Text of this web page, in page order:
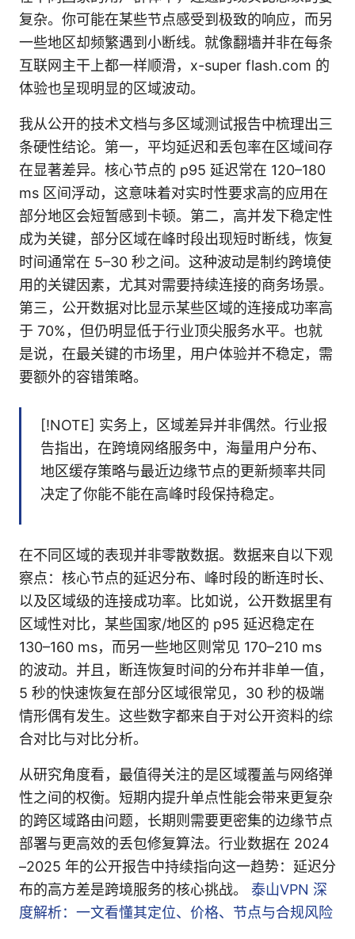
复杂。你可能在某些节点感受到极致的响应，而另
一些地区却频繁遇到小断线。就像翻墙并非在每条
互联网主干上都一样顺滑，x-super flash.com 的
体验也呈现明显的区域波动。
我从公开的技术文档与多区域测试报告中梳理出三
条硬性结论。第一，平均延迟和丢包率在区域间存
在显著差异。核心节点的 p95 延迟常在 120–180
ms 区间浮动，这意味着对实时性要求高的应用在
部分地区会短暂感到卡顿。第二，高并发下稳定性
成为关键，部分区域在峰时段出现短时断线，恢复
时间通常在 5–30 秒之间。这种波动是制约跨境使
用的关键因素，尤其对需要持续连接的商务场景。
第三，公开数据对比显示某些区域的连接成功率高
于 70%，但仍明显低于行业顶尖服务水平。也就
是说，在最关键的市场里，用户体验并不稳定，需
要额外的容错策略。
[!NOTE] 实务上，区域差异并非偶然。行业报
告指出，在跨境网络服务中，海量用户分布、
地区缓存策略与最近边缘节点的更新频率共同
决定了你能不能在高峰时段保持稳定。
在不同区域的表现并非零散数据。数据来自以下观
察点：核心节点的延迟分布、峰时段的断连时长、
以及区域级的连接成功率。比如说，公开数据里有
区域性对比，某些国家/地区的 p95 延迟稳定在
130–160 ms，而另一些地区则常见 170–210 ms
的波动。并且，断连恢复时间的分布并非单一值，
5 秒的快速恢复在部分区域很常见，30 秒的极端
情形偶有发生。这些数字都来自于对公开资料的综
合对比与对比分析。
从研究角度看，最值得关注的是区域覆盖与网络弹
性之间的权衡。短期内提升单点性能会带来更复杂
的跨区域路由问题，长期则需要更密集的边缘节点
部署与更高效的丢包修复算法。行业数据在 2024
–2025 年的公开报告中持续指向这一趋势：延迟分
布的高方差是跨境服务的核心挑战。 泰山VPN 深
度解析：一文看懂其定位、价格、节点与合规风险